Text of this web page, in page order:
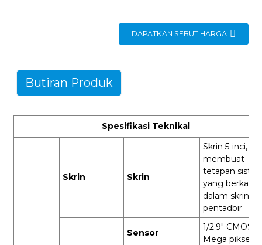
DAPATKAN SEBUT HARGA
Butiran Produk
Spesifikasi Teknikal
Skrin Skrin
Skrin 5-inci,
membuat
tetapan
yang
dalam skrin
pentadbir
Sensor
1/2.9" CMOS,
Mega piksel